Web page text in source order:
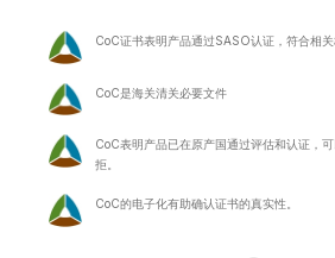
CoC证书表明产品通过SASO认证，符合相关
CoC是海关清关必要文件
CoC表明产品已在原产国通过评估和认证，
拒。
CoC的电子化有助确认证书的真实性。